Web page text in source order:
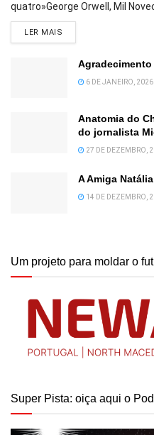
quatro»George Orwell, Mil
LER MAIS
6 DE JANEIRO, 2026
Anatomia do
do jornalista
27 DE DEZEMBRO,
A Amiga Natália
14 DE DEZEMBRO,
Um projeto para moldar o
Super Pista: oiça aqui o